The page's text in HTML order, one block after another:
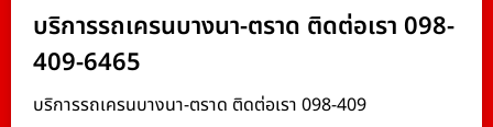
บริการรถเครนบางนา-ตราด ติดต่อเรา 098-
409-6465
บริการรถเครนบางนา-ตราด ติดต่อเรา 098-409